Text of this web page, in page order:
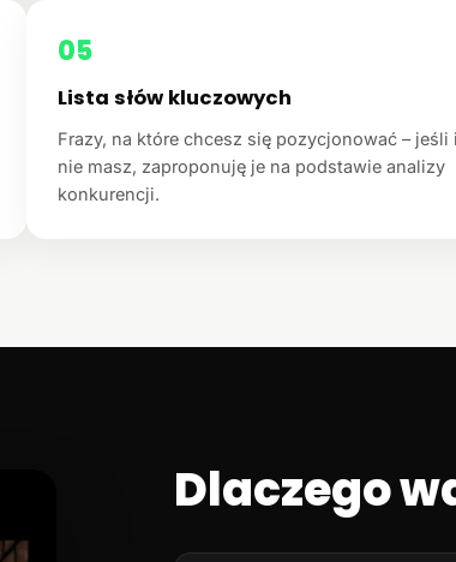
05
Lista słów kluczowych
Frazy, na które chcesz się pozycjonować – jeśli
nie masz, zaproponuję je na podstawie analizy
konkurencji.
Dlaczego